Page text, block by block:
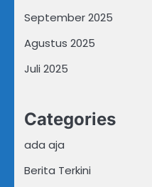
September 2025
Agustus 2025
Juli 2025
Categories
ada aja
Berita Terkini